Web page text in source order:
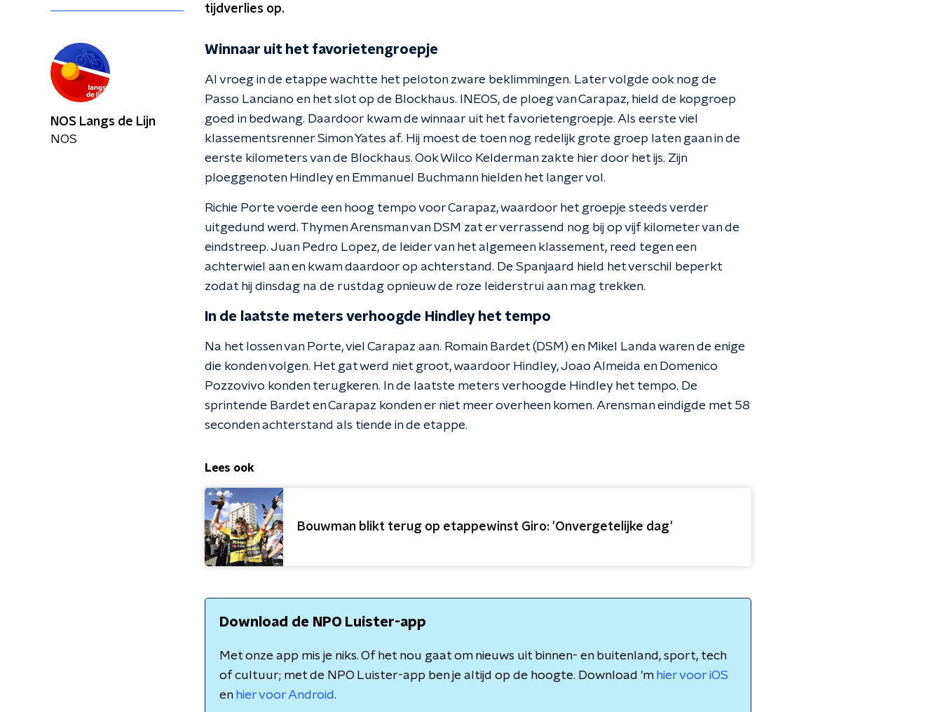
tijdverlies op.
Winnaar uit het favorietengroepje
Al vroeg in de etappe wachtte het peloton zware beklimmingen. Later volgde ook nog de
Passo Lanciano en het slot op de Blockhaus. INEOS, de ploeg van Carapaz, hield de kopgroep
goed in bedwang. Daardoor kwam de winnaar uit het favorietengroepje. Als eerste viel
klassementsrenner Simon Yates af. Hij moest de toen nog redelijk grote groep laten gaan in de
eerste kilometers van de Blockhaus. Ook Wilco Kelderman zakte hier door het ijs. Zijn
ploeggenoten Hindley en Emmanuel Buchmann hielden het langer vol.
Richie Porte voerde een hoog tempo voor Carapaz, waardoor het groepje steeds verder
uitgedund werd. Thymen Arensman van DSM zat er verrassend nog bij op vijf kilometer van de
eindstreep. Juan Pedro Lopez, de leider van het algemeen klassement, reed tegen een
achterwiel aan en kwam daardoor op achterstand. De Spanjaard hield het verschil beperkt
zodat hij dinsdag na de rustdag opnieuw de roze leiderstrui aan mag trekken.
In de laatste meters verhoogde Hindley het tempo
Na het lossen van Porte, viel Carapaz aan. Romain Bardet (DSM) en Mikel Landa waren de enige
die konden volgen. Het gat werd niet groot, waardoor Hindley, Joao Almeida en Domenico
Pozzovivo konden terugkeren. In de laatste meters verhoogde Hindley het tempo. De
sprintende Bardet en Carapaz konden er niet meer overheen komen. Arensman eindigde met 58
seconden achterstand als tiende in de etappe.
Lees ook
Bouwman blikt terug op etappewinst Giro: 'Onvergetelijke dag'
Download de NPO Luister-app
Met onze app mis je niks. Of het nou gaat om nieuws uit binnen- en buitenland, sport, tech
of cultuur; met de NPO Luister-app ben je altijd op de hoogte. Download 'm hier voor iOS
en hier voor Android.
NOS Langs de Lijn
NOS